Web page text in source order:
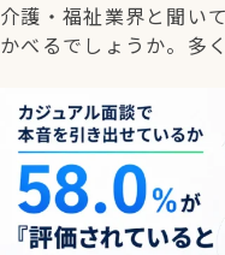
介護・福祉業界と聞い
かべるでしょうか。多